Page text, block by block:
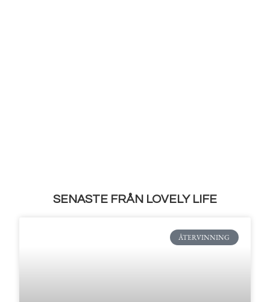
SENASTE FRÅN LOVELY LIFE
ÅTERVINNING